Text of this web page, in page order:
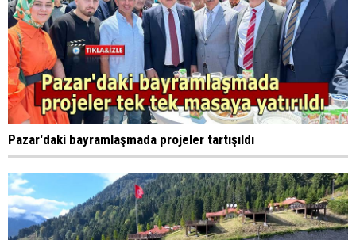
Pazar'daki bayramlaşmada projeler tartışıldı